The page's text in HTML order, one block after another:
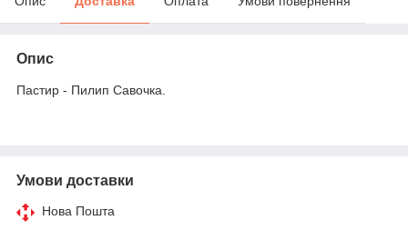
Опис
Пастир - Пилип Савочка.
Умови доставки
Нова Пошта